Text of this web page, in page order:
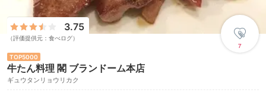
5000
牛たん料理 閣 ブランドーム本店
ギュウタンリョウリカク
3.75
（評価提供元：食べログ）
7